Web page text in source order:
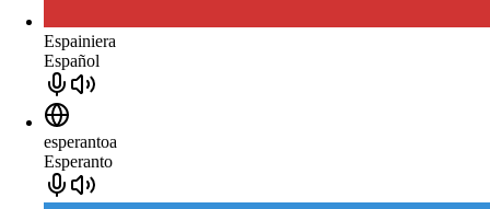
Espainiera
Español
esperantoa
Esperanto